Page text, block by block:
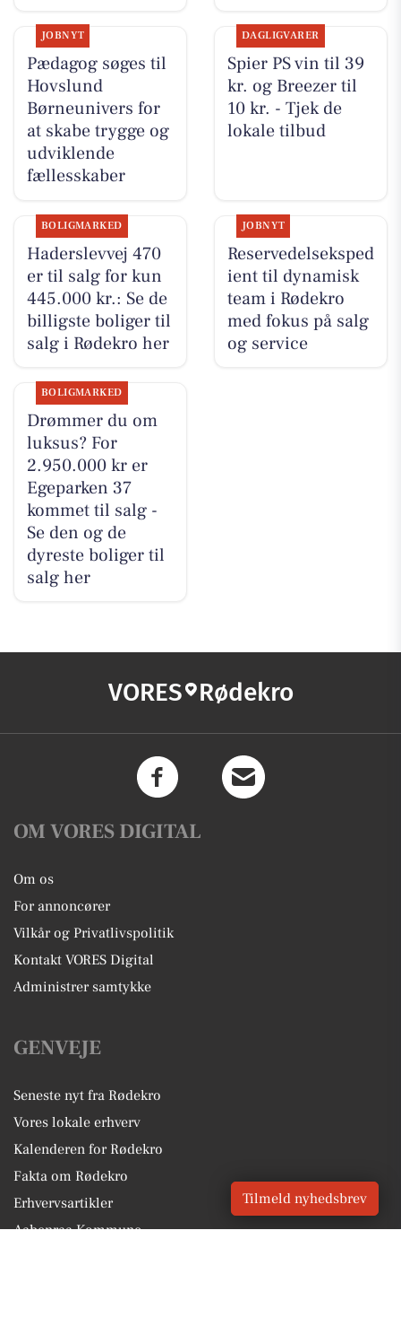
JOBNYT
Pædagog søges til
Hovslund
Børneunivers for
at skabe trygge og
udviklende
fællesskaber
DAGLIGVARER
Spier PS vin til 39
kr. og Breezer til
10 kr. - Tjek de
lokale tilbud
BOLIGMARKED
Haderslevvej 470
er til salg for kun
445.000 kr.: Se de
billigste boliger til
salg i Rødekro her
JOBNYT
Reservedelseksped
ient til dynamisk
team i Rødekro
med fokus på salg
og service
BOLIGMARKED
Drømmer du om
luksus? For
2.950.000 kr er
Egeparken 37
kommet til salg -
Se den og de
dyreste boliger til
salg her
VORES Rødekro
OM VORES DIGITAL
Om os
For annoncører
Vilkår og Privatlivspolitik
Kontakt VORES Digital
Administrer samtykke
GENVEJE
Seneste nyt fra Rødekro
Vores lokale erhverv
Kalenderen for Rødekro
Fakta om Rødekro
Erhvervsartikler
Aabenraa Kommune
Tilmeld nyhedsbrev